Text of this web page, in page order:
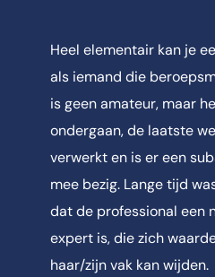
Heel elementair kan je
als iemand die
is geen amateur, maar
ondergaan, de laatste
verwerkt en is er een
mee bezig. Lange tijd
dat de professional een
expert is, die zich
haar/zijn vak kan wijden.